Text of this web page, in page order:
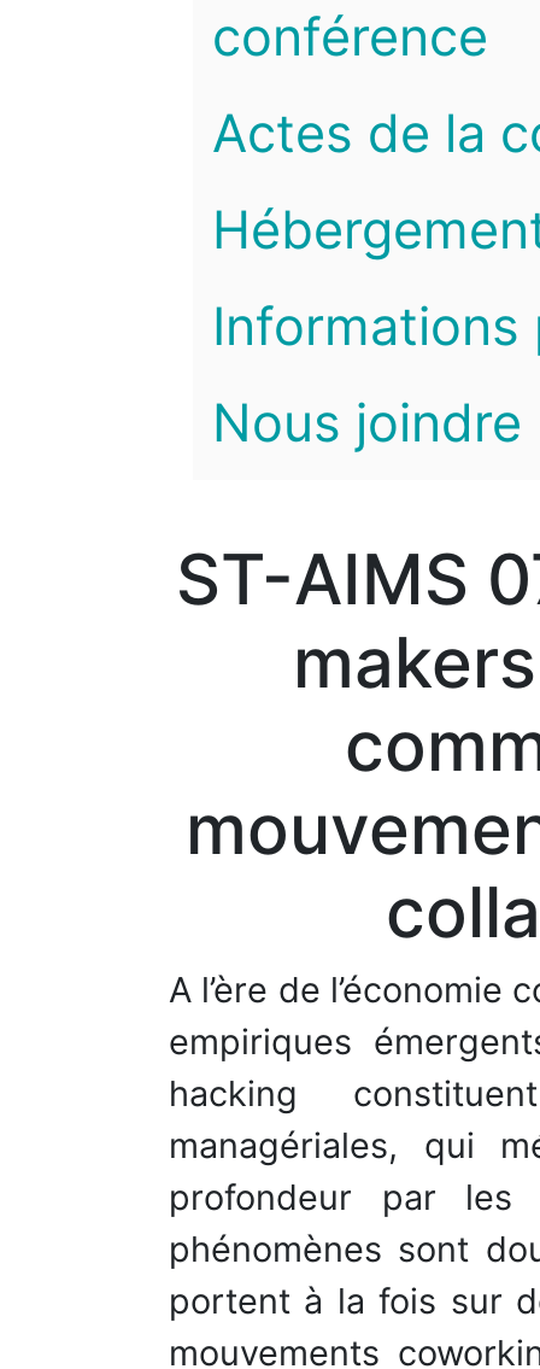
conférence
Actes de la
Informations
Nous joindre
ST-AIMS
A l’ère de l’économie
empiriques
hacking
managériales, qui
profondeur par les
phénomènes sont
portent à la fois sur
mouvements